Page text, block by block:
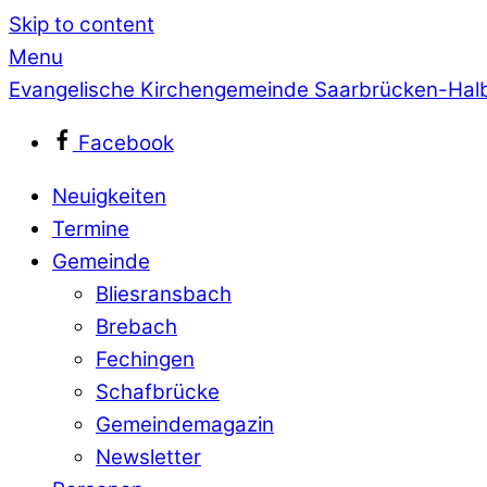
Skip to content
Menu
Evangelische Kirchengemeinde Saarbrücken-
Facebook
Neuigkeiten
Termine
Gemeinde
Bliesransbach
Brebach
Fechingen
Schafbrücke
Gemeindemagazin
Newsletter